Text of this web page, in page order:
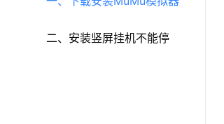
二、安装竖屏挂机不能停